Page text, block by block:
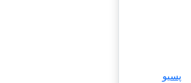
پسیو